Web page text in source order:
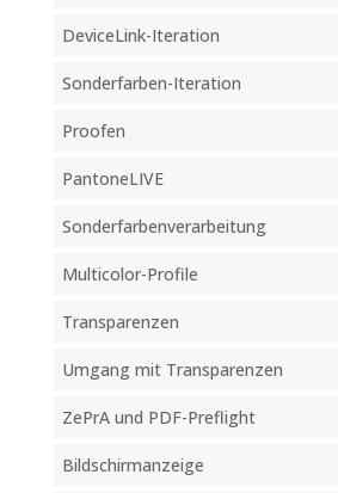
DeviceLink-Iteration
Sonderfarben-Iteration
Proofen
PantoneLIVE
Sonderfarbenverarbeitung
Multicolor-Profile
Transparenzen
Umgang mit Transparenzen
ZePrA und PDF-Preflight
Bildschirmanzeige